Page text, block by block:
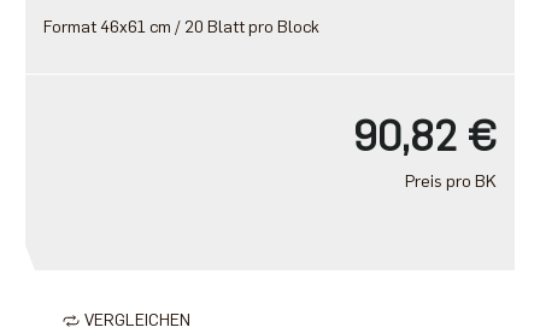
Format 46x61 cm / 20 Blatt pro Block
90,82 €
Preis pro BK
VERGLEICHEN